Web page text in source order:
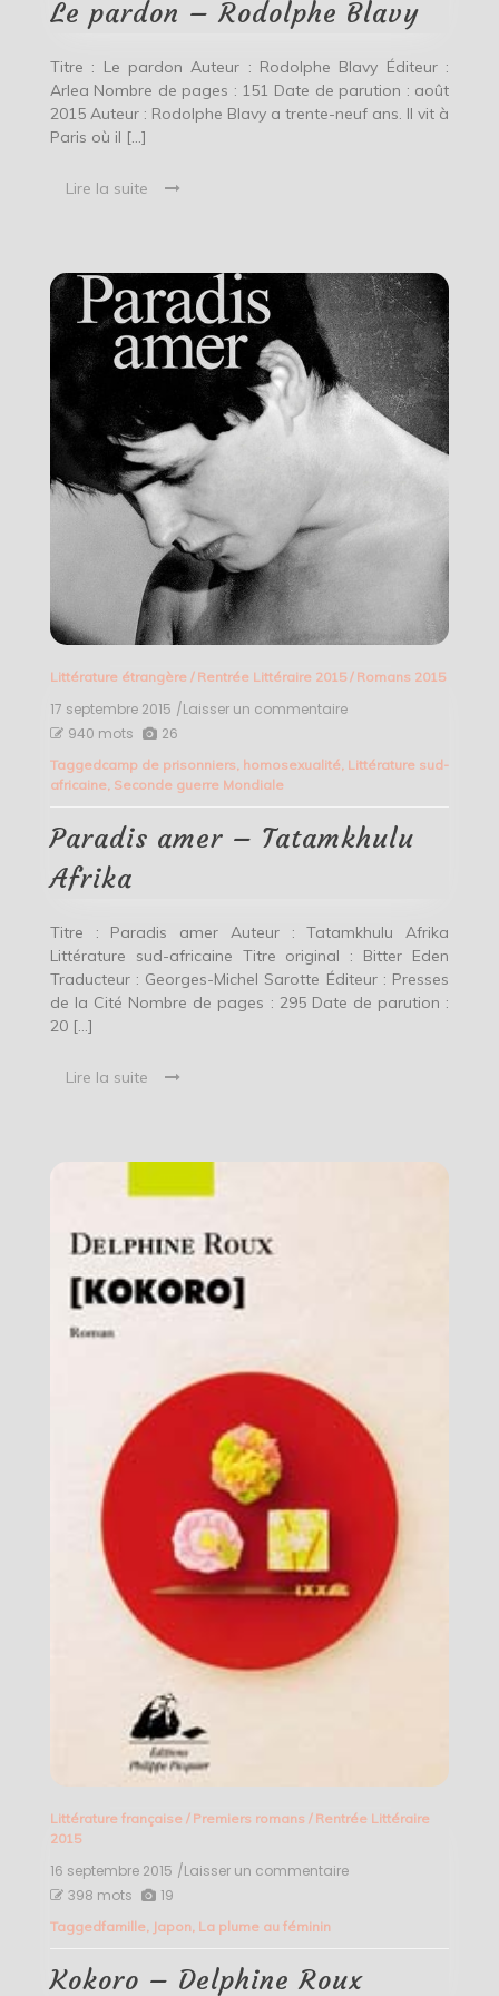
Le pardon – Rodolphe Blavy
Titre : Le pardon Auteur : Rodolphe Blavy Éditeur :
Arlea Nombre de pages : 151 Date de parution : août
2015 Auteur : Rodolphe Blavy a trente-neuf ans. Il vit à
Paris où il […]
Lire la suite
Littérature étrangère/ Rentrée Littéraire 2015/ Romans 2015
17 septembre 2015 /Laisser un commentaireon
–
940 mots 26
Taggedcamp de prisonniers homosexualité Littérature sud-
africaine, Seconde guerre Mondiale
Paradis amer – Tatamkhulu
Afrika
Titre : Paradis amer Auteur : Tatamkhulu Afrika
Littérature sud-africaine Titre original : Bitter Eden
Traducteur : Georges-Michel Sarotte Éditeur : Presses
de la Cité Nombre de pages : 295 Date de parution :
20 […]
Lire la suite
Littérature française/ Premiers romans / Rentrée Littéraire
2015
16 septembre 2015 /Laisser un commentaireon
398 mots 19
Taggedfamille, Japon, La plume au féminin
Kokoro – Delphine Roux